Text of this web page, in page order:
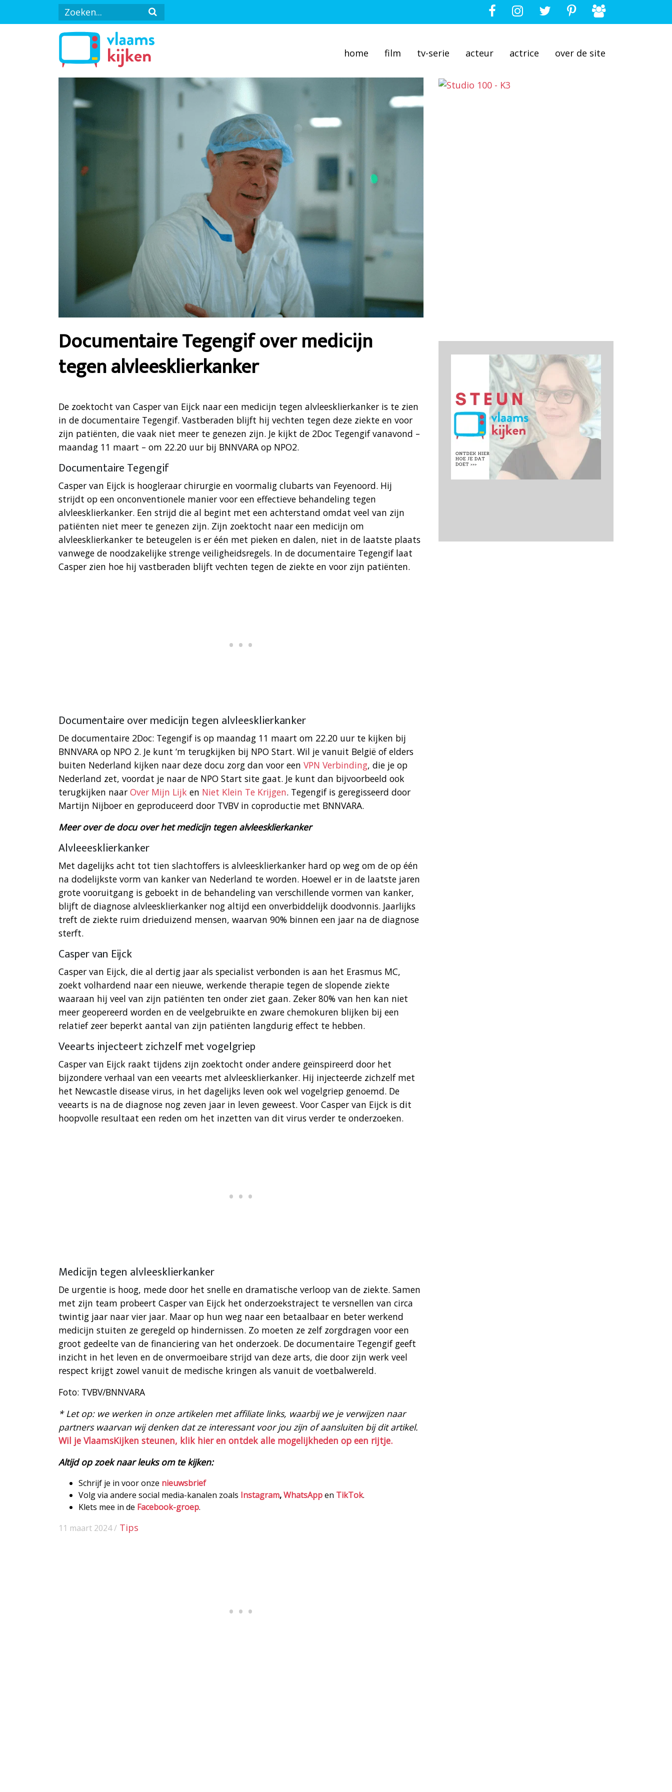
home film tv-serie acteur actrice over de site
Documentaire Tegengif over medicijn
tegen alvleesklierkanker
De zoektocht van Casper van Eijck naar een medicijn tegen alvleesklierkanker is te zien
in de documentaire Tegengif. Vastberaden blijft hij vechten tegen deze ziekte en voor
zijn patiënten, die vaak niet meer te genezen zijn. Je kijkt de 2Doc Tegengif vanavond –
maandag 11 maart – om 22.20 uur bij BNNVARA op NPO2.
Documentaire Tegengif
Casper van Eijck is hoogleraar chirurgie en voormalig clubarts van Feyenoord. Hij
strijdt op een onconventionele manier voor een effectieve behandeling tegen
alvleesklierkanker. Een strijd die al begint met een achterstand omdat veel van zijn
patiënten niet meer te genezen zijn. Zijn zoektocht naar een medicijn om
alvleesklierkanker te beteugelen is er één met pieken en dalen, niet in de laatste plaats
vanwege de noodzakelijke strenge veiligheidsregels. In de documentaire Tegengif laat
Casper zien hoe hij vastberaden blijft vechten tegen de ziekte en voor zijn patiënten.
Documentaire over medicijn tegen alvleesklierkanker
De documentaire 2Doc: Tegengif is op maandag 11 maart om 22.20 uur te kijken bij
BNNVARA op NPO 2. Je kunt ‘m terugkijken bij NPO Start. Wil je vanuit België of elders
buiten Nederland kijken naar deze docu zorg dan voor een VPN Verbinding, die je op
Nederland zet, voordat je naar de NPO Start site gaat. Je kunt dan bijvoorbeeld ook
terugkijken naar Over Mijn Lijk en Niet Klein Te Krijgen. Tegengif is geregisseerd door
Martijn Nijboer en geproduceerd door TVBV in coproductie met BNNVARA.
Meer over de docu over het medicijn tegen alvleesklierkanker
Alvleeesklierkanker
Met dagelijks acht tot tien slachtoffers is alvleesklierkanker hard op weg om de op één
na dodelijkste vorm van kanker van Nederland te worden. Hoewel er in de laatste jaren
grote vooruitgang is geboekt in de behandeling van verschillende vormen van kanker,
blijft de diagnose alvleesklierkanker nog altijd een onverbiddelijk doodvonnis. Jaarlijks
treft de ziekte ruim drieduizend mensen, waarvan 90% binnen een jaar na de diagnose
sterft.
Casper van Eijck
Casper van Eijck, die al dertig jaar als specialist verbonden is aan het Erasmus MC,
zoekt volhardend naar een nieuwe, werkende therapie tegen de slopende ziekte
waaraan hij veel van zijn patiënten ten onder ziet gaan. Zeker 80% van hen kan niet
meer geopereerd worden en de veelgebruikte en zware chemokuren blijken bij een
relatief zeer beperkt aantal van zijn patiënten langdurig effect te hebben.
Veearts injecteert zichzelf met vogelgriep
Casper van Eijck raakt tijdens zijn zoektocht onder andere geïnspireerd door het
bijzondere verhaal van een veearts met alvleesklierkanker. Hij injecteerde zichzelf met
het Newcastle disease virus, in het dagelijks leven ook wel vogelgriep genoemd. De
veearts is na de diagnose nog zeven jaar in leven geweest. Voor Casper van Eijck is dit
hoopvolle resultaat een reden om het inzetten van dit virus verder te onderzoeken.
Medicijn tegen alvleesklierkanker
De urgentie is hoog, mede door het snelle en dramatische verloop van de ziekte. Samen
met zijn team probeert Casper van Eijck het onderzoekstraject te versnellen van circa
twintig jaar naar vier jaar. Maar op hun weg naar een betaalbaar en beter werkend
medicijn stuiten ze geregeld op hindernissen. Zo moeten ze zelf zorgdragen voor een
groot gedeelte van de financiering van het onderzoek. De documentaire Tegengif geeft
inzicht in het leven en de onvermoeibare strijd van deze arts, die door zijn werk veel
respect krijgt zowel vanuit de medische kringen als vanuit de voetbalwereld.
Foto: TVBV/BNNVARA
* Let op: we werken in onze artikelen met affiliate links, waarbij we je verwijzen naar
partners waarvan wij denken dat ze interessant voor jou zijn of aansluiten bij dit artikel.
Wil je VlaamsKijken steunen, klik hier en ontdek alle mogelijkheden op een rijtje.
Altijd op zoek naar leuks om te kijken:
Schrijf je in voor onze nieuwsbrief
Volg via andere social media-kanalen zoals Instagram,WhatsAppen TikTok.
Klets mee in de Facebook-groep.
11 maart 2024 / Tips